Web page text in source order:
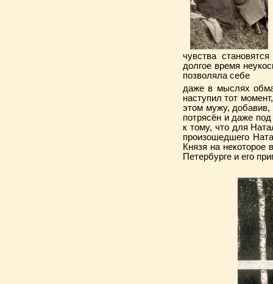
чувства
долгое время
позволяла себе
даже в мыслях
наступил тот
этом мужу,
потрясён и даже
к тому, что для
произошедшего
Князя на некоторое
Петербурге и его